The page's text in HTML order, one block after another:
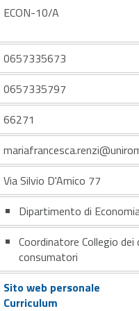
ECON-10/A
0657335673
0657335797
66271
Via Silvio D'Amico 77
Dipartimento di
Coordinatore Collegio
consumatori
Sito web personale
Curriculum